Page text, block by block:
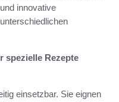
innovative
spezielle Rezepte
einsetzbar. Sie eignen